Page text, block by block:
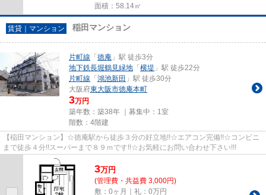
面積：58.14㎡
賃貸｜マンション 稲田マンション
片町線 「 徳庵 」駅 徒歩3分
地下鉄長堀鶴見緑地 「 横堤 」駅 徒歩22分
片町線 「 鴻池新田 」駅 徒歩30分
大阪府東大阪市徳庵本町
3万円
築年数：築38年 ｜募集中： 1室
階数：4階建
【稲田マンション】☆徳庵駅から徒歩３分の好立地!!☆エアコン完備!!☆コンビニ
まで徒歩４分!!スーパーまで８９ｍです!!☆お気軽にお問い合わせ下さい!!!
3万円
(管理費・共益費 3,000円)
敷：0ヶ月｜礼：0万円